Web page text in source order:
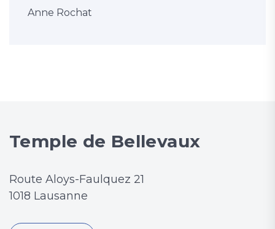
Anne Rochat
Temple de Bellevaux
Route Aloys-Faulquez 21
1018 Lausanne